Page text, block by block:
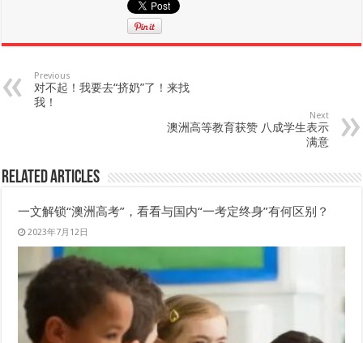
Previous
对不起！我要去“挤奶”了！来找
我！
Next
澳洲高等教育获赞 八成学生表示
满意
Related Articles
一文解锁“澳洲高考”，看看与国内“一考定终身”有何区别？
2023年7月12日